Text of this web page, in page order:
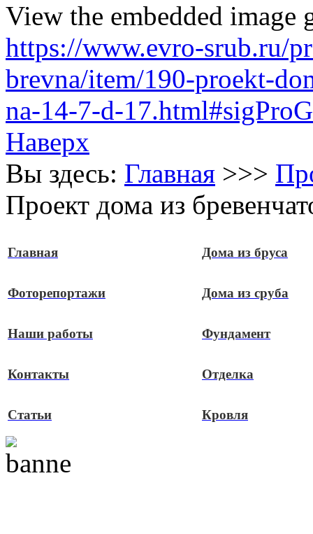
View the embedded image
https://www.evro-srub.ru/
brevna/item/190-proekt-
na-14-7-d-
Наверх
Вы здесь: Главная >>>
Проект дома из
Главная Дома из бруса
Фоторепортажи Дома из сруба
Наши работы Фундамент
Контакты Отделка
Статьи Кровля